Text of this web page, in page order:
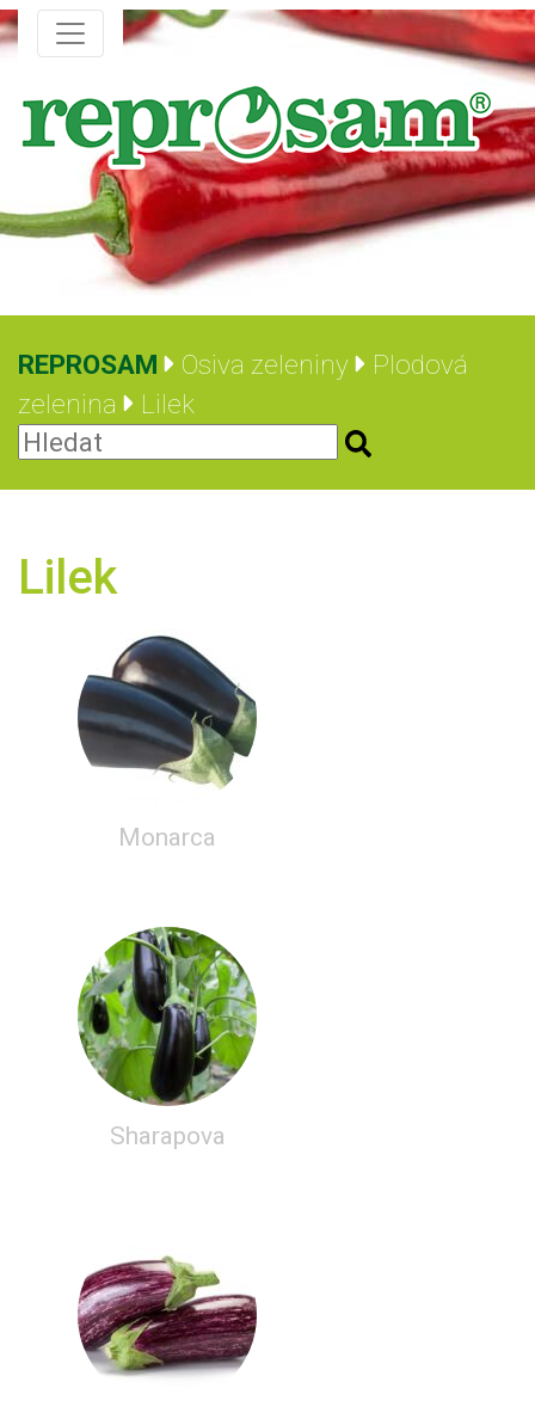
REPROSAM Osiva zeleniny
Plodová
zelenina
Lilek
Lilek
Monarca
Sharapova